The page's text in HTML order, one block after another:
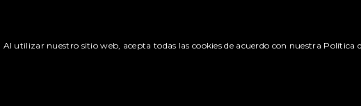
»
benefíciate de las
utilizar nuestro sitio web, acepta todas las cookies de acuerdo con nuestra Política